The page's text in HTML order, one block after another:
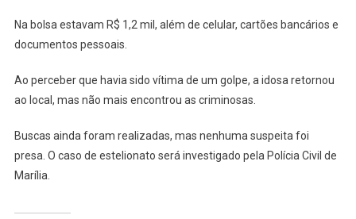
Na bolsa estavam R$ 1,2 mil, além de celular, cartões bancários e
documentos pessoais.
Ao perceber que havia sido vítima de um golpe, a idosa retornou
ao local, mas não mais encontrou as criminosas.
Buscas ainda foram realizadas, mas nenhuma suspeita foi
presa. O caso de estelionato será investigado pela Polícia Civil de
Marília.